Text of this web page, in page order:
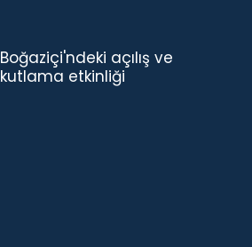
Boğaziçi'ndeki açılış ve
kutlama etkinliği